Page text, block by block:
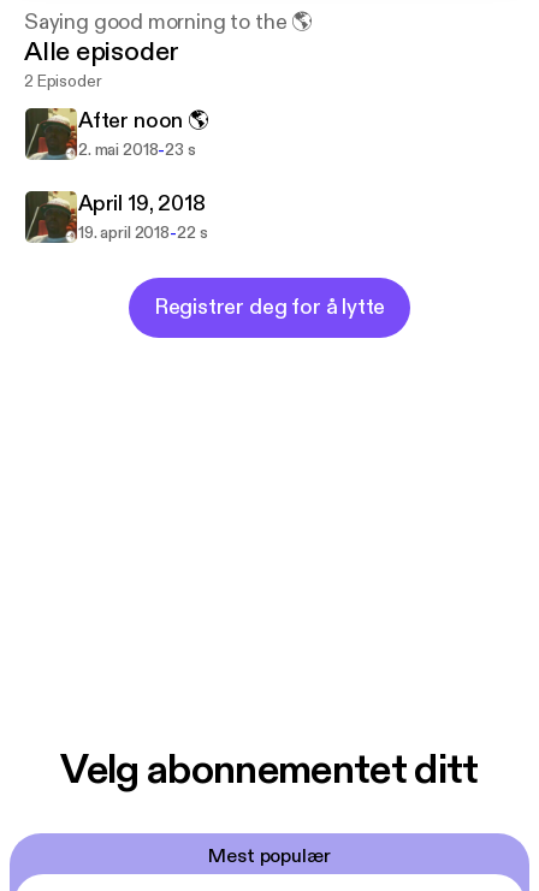
Saying good morning to the 🌎
Alle episoder
2 Episoder
After noon 🌎
2. mai 2018-23 s
April 19, 2018
19. april 2018-22 s
Registrer deg for å lytte
Velg abonnementet ditt
Mest populær